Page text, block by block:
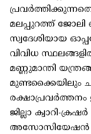
മലപ്പുറത്ത് ജോലി
സ്വദേശിയായ
വിവിധ
മണ്ണുമാന്തി
മുണ്ടക്കൈയിലും
രക്ഷാപ്രവര്‍ത്തനം
ജില്ലാ ക്വാറി-
അസോസിയേഷന്‍